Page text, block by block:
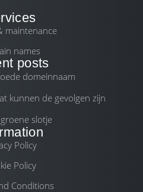
maintenance
names
posts
domeinnaam
kunnen de gevolgen zijn
slotje
Policy
Policy
Conditions